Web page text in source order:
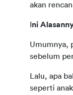
akan
Ini
Umumnya,
sebelum
Lalu, apa
seperti